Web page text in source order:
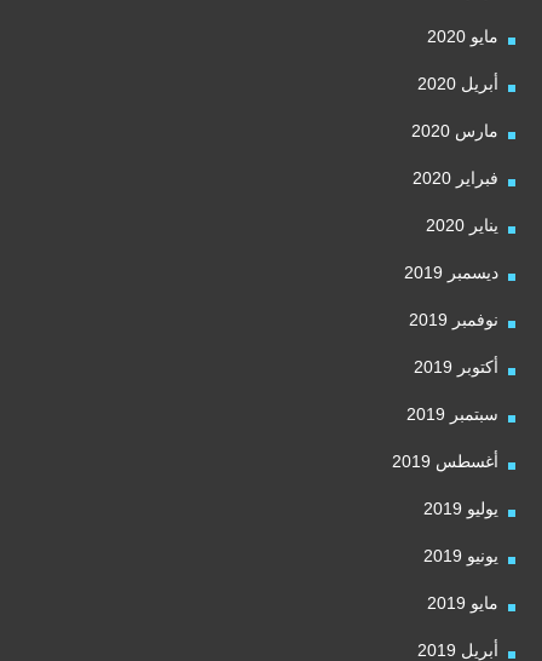
مايو 2020
أبريل 2020
مارس 2020
فبراير 2020
يناير 2020
ديسمبر 2019
نوفمبر 2019
أكتوبر 2019
سبتمبر 2019
أغسطس 2019
يوليو 2019
يونيو 2019
مايو 2019
أبريل 2019